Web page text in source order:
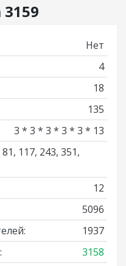
Нет
4
18
135
3 * 3 * 3 * 3 * 3 * 13
117, 243, 351,
12
5096
1937
3158